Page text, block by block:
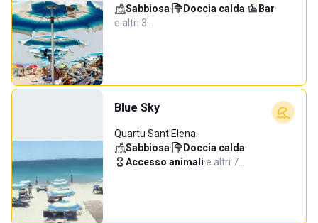
Sabbiosa· Doccia calda· Bar·
e altri 3…
Blue Sky
Quartu Sant'Elena
Sabbiosa· Doccia calda·
Accesso animali·e altri 7…